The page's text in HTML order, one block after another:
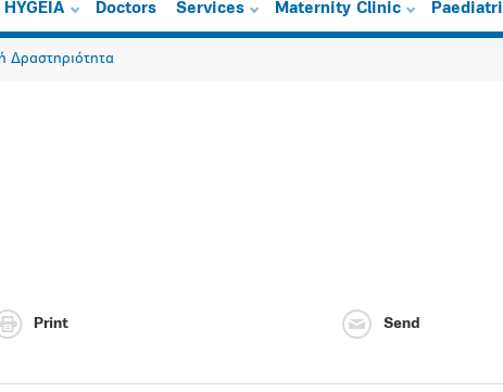
HYGEIA Doctors Services Maternity Clinic
Δραστηριότητα
Print Send